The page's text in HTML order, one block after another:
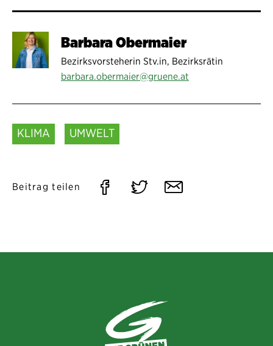
Barbara Obermaier
Bezirksvorsteherin Stv.in, Bezirksrätin
barbara.obermaier@gruene.at
KLIMA UMWELT
Beitrag teilen
Auf Auf Per